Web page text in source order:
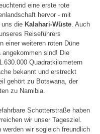
eine erste rote
hervor - mit
die Kalahari-Wüste. Auch
Reiseführers
einer weiteren roten Düne
sind! Die
Quadratkilometern
bekannt und erstreckt
gehört zu Botswana, der
zu Namibia.
Schotterstraße haben
wir unser Tagesziel.
wir sogleich freundlich